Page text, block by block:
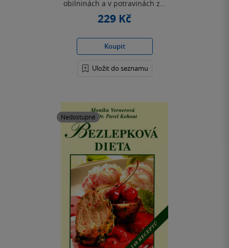
obilninách a v potravinách z...
229 Kč
Koupit
Uložit do seznamu
Nedostupné